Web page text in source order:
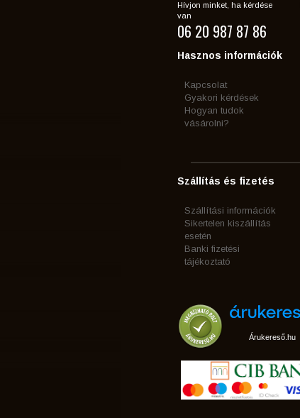
Hívjon minket, ha kérdése
van
06 20 987 87 86
Hasznos információk
Kapcsolat
Gyakori kérdések
Hogyan tudok
vásárolni?
Szállítás és fizetés
Szállítási információk
Sikertelen kiszállítás
esetén
Banki fizetési
tájékoztató
Árukereső.hu